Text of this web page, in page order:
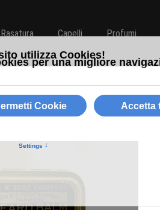
Rasatura Capelli Profumi